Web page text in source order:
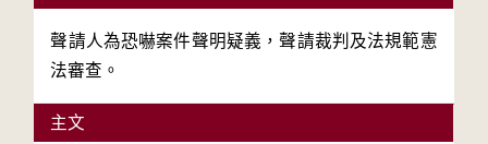
聲請人為恐嚇案件聲明疑義，聲請裁判及法規範憲
法審查。
主文